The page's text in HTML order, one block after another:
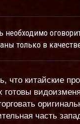
необходимо
только в
что китайские
готовы
часть